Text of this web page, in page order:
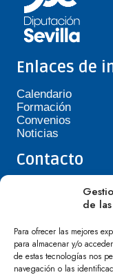
de
Para ofrecer las mejores
para almacenar y/o
de estas tecnologías nos
navegación o las
Enlaces de
Calendario
Formación
Convenios
Noticias
Contacto
Teléfono de
Villafranca